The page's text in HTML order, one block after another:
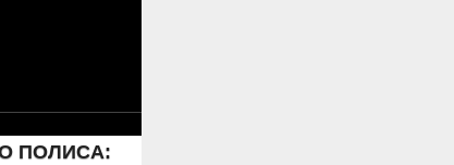
ПОЛИСА: